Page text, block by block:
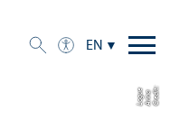
EN
C
r
e
dit:
A
n
n
aL
o
g
u
e